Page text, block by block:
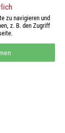
mit Ihren
zu navigieren und
z. B. den Zugriff